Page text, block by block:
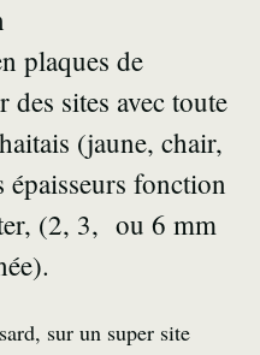
plaques de
sites avec toute
(jaune, chair,
fonction
(2, 3, ou 6 mm
sur un super site